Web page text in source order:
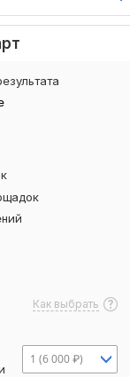
Как выбрать
1 (6 000 ₽)